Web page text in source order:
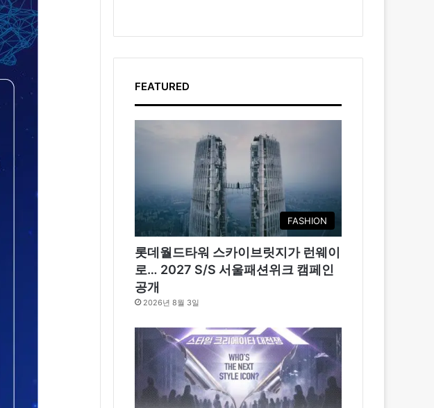
FEATURED
FASHION
롯데월드타워 스카이브릿지가 런웨이
로… 2027 S/S 서울패션위크 캠페인
공개
2026년 8월 3일